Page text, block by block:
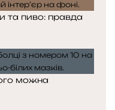
та пиво: правда
можна